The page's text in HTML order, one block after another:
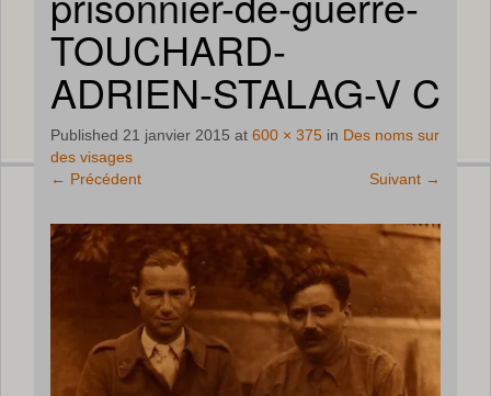
TOUCHARD-
ADRIEN-STALAG-V C
Published 21 janvier 2015 at 600 × 375 in Des noms sur
des visages
← Précédent Suivant →